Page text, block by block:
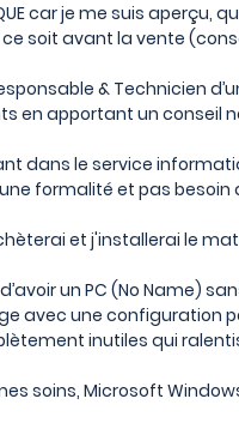
car je me suis
soit avant la vente
& Technicien
en apportant un conseil
dans le service
formalité et pas besoin
et j'installerai le
un PC (No Name)
avec une configuration
inutiles qui
soins, Microsoft